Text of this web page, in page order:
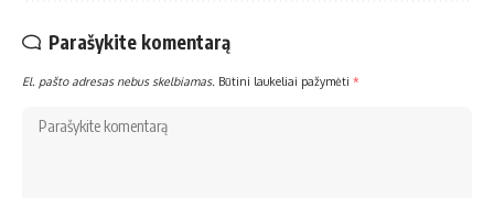
Parašykite komentarą
El. pašto adresas nebus skelbiamas. Būtini laukeliai pažymėti *